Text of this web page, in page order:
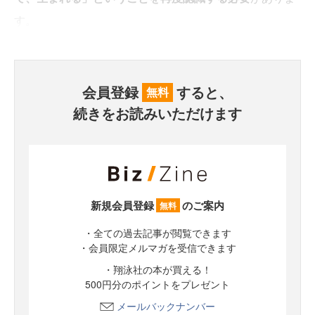
会員登録 無料 すると、
続きをお読みいただけます
新規会員登録 無料 のご案内
・全ての過去記事が閲覧できます
・会員限定メルマガを受信できます
・翔泳社の本が買える！
500円分のポイントをプレゼント
メールバックナンバー